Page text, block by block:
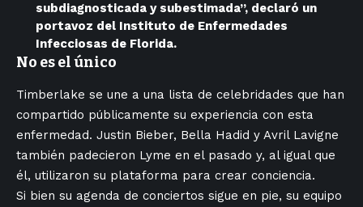
subdiagnosticada y subestimada”, declaró un
portavoz del Instituto de Enfermedades
Infecciosas de Florida.
No es el único
Timberlake se une a una lista de celebridades que han
compartido públicamente su experiencia con esta
enfermedad. Justin Bieber, Bella Hadid y Avril Lavigne
también padecieron Lyme en el pasado y, al igual que
él, utilizaron su plataforma para crear conciencia.
Si bien su agenda de conciertos sigue en pie, su equipo